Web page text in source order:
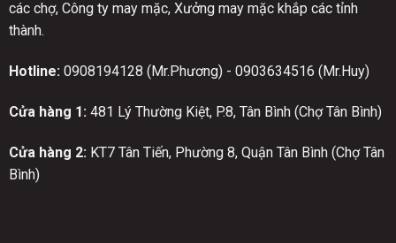
các chợ, Công ty may mặc, Xưởng may mặc khắp các tỉnh
thành.
Hotline:0908194128 (Mr.Phương) - 0903634516 (Mr.Huy)
Cửa hàng 1: 481 Lý Thường Kiệt, P.8, Tân Bình (Chợ Tân Bình)
Cửa hàng 2: KT7 Tân Tiến, Phường 8, Quận Tân Bình (Chợ Tân
Bình)